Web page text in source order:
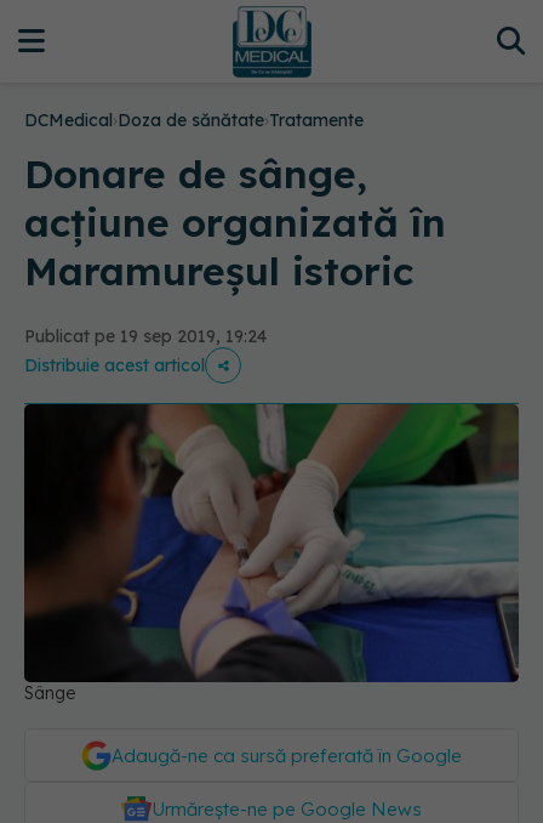
DCMedical›Doza de sănătate›Tratamente
Donare de sânge,
acțiune organizată în
Maramureșul istoric
Publicat pe 19 sep 2019, 19:24
Distribuie acest articol
Sânge
Adaugă-ne ca sursă preferată în Google
Urmărește-ne pe Google News